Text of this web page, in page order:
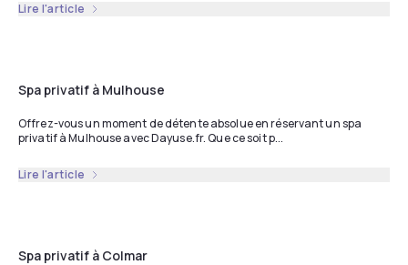
Lire l'article
Spa privatif à Mulhouse
Offrez-vous un moment de détente absolue en réservant un spa
privatif à Mulhouse avec Dayuse.fr. Que ce soit p...
Lire l'article
Spa privatif à Colmar